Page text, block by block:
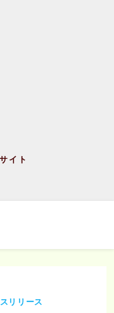
イト
リリース